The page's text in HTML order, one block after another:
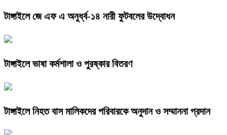
টাঙ্গাইলে জে এফ এ অনুর্ধ্ব-১৪ নারী ফুটবলের উদ্বোধন
টাঙ্গাইলে ভাষা কর্মশালা ও পুরষ্কার বিতরণ
টাঙ্গাইলে নিহত বাস মালিকদের পরিবারকে অনুদান ও সম্মাননা প্রদান